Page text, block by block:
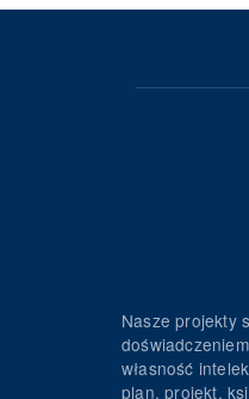
Nasze projekty
własność
plan, projekt,